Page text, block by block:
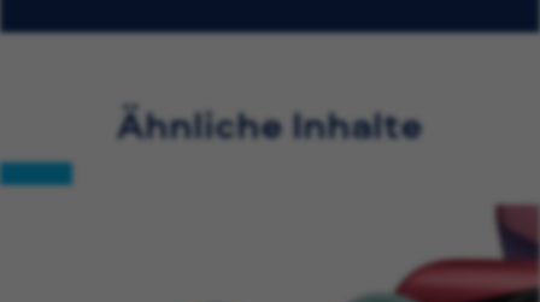
Ähnliche Inhalte